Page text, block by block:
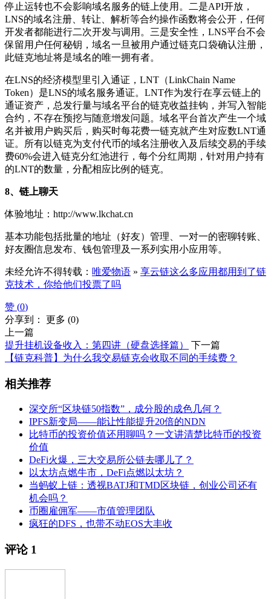
停止运转也不会影响域名服务的链上使用。二是API开放，
LNS的域名注册、转让、解析等合约操作函数将会公开，任何
开发者都能进行二次开发与调用。三是安全性，LNS平台不会
保留用户任何秘钥，域名一旦被用户通过链克口袋确认注册，
此链克地址将是域名的唯一拥有者。
在LNS的经济模型里引入通证，LNT（LinkChain Name
Token）是LNS的域名服务通证。LNT作为发行在享云链上的
通证资产，总发行量与域名平台的链克收益挂钩，并写入智能
合约，不存在预挖与随意增发问题。域名平台首次产生一个域
名并被用户购买后，购买时每花费一链克就产生对应数LNT通
证。所有以链克为支付代币的域名注册收入及后续交易的手续
费60%会进入链克分红池进行，每个分红周期，针对用户持有
的LNT的数量，分配相应比例的链克。
8、链上聊天
体验地址：http://www.lkchat.cn
基本功能包括批量的地址（好友）管理、一对一的密聊转账、
好友圈信息发布、钱包管理及一系列实用小应用等。
未经允许不得转载： 唯爱物语 » 享云链这么多应用都用到了链
克技术，你给他们投票了吗
赞 (0)
分享到： 更多 (0)
上一篇
提升挂机设备收入：第四讲（硬盘选择篇）
下一篇
【链克科普】为什么我交易链克会收取不同的手续费？
相关推荐
深交所“区块链50指数”，成分股的成色几何？
IPFS新变局——能让性能提升20倍的NDN
比特币的投资价值还用聊吗？一文讲清楚比特币的投资
价值
DeFi火爆，三大交易所公链去哪儿了？
以太坊点燃牛市，DeFi点燃以太坊？
当蚂蚁上链：透视BATJ和TMD区块链，创业公司还有
机会吗？
币圈雇佣军——市值管理团队
疯狂的DFS，也带不动EOS大丰收
评论 1